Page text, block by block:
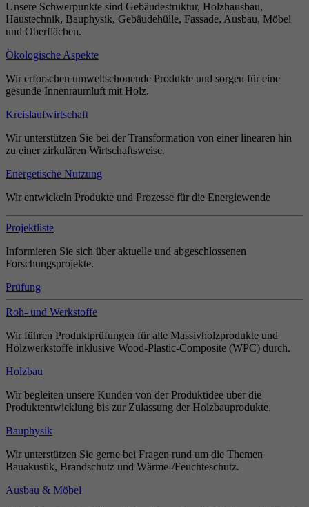
Unsere Schwerpunkte sind Gebäudestruktur, Holzhausbau,
Haustechnik, Bauphysik, Gebäudehülle, Fassade, Ausbau, Möbel
und Oberflächen.
Ökologische Aspekte
Wir erforschen umweltschonende Produkte und sorgen für eine
gesunde Innenraumluft mit Holz.
Kreislaufwirtschaft
Wir unterstützen Sie bei der Transformation von einer linearen hin
zu einer zirkulären Wirtschaftsweise.
Energetische Nutzung
Wir entwickeln Produkte und Prozesse für die Energiewende
Projektliste
Informieren Sie sich über aktuelle und abgeschlossenen
Forschungsprojekte.
Prüfung
Roh- und Werkstoffe
Wir führen Produktprüfungen für alle Massivholzprodukte und
Holzwerkstoffe inklusive Wood-Plastic-Composite (WPC) durch.
Holzbau
Wir begleiten unsere Kunden von der Produktidee über die
Produktentwicklung bis zur Zulassung der Holzbauprodukte.
Bauphysik
Wir unterstützen Sie gerne bei Fragen rund um die Themen
Bauakustik, Brandschutz und Wärme-/Feuchteschutz.
Ausbau & Möbel